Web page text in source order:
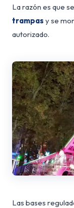
La razón es que
trampas y se
autorizado.
Las bases